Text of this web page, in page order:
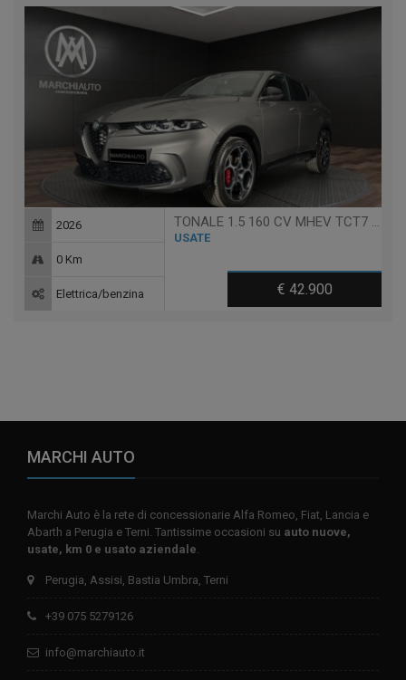
TONALE 1.5 160 CV MHEV TCT7 VELOCE
USATE
€ 42.900
2026
0 Km
Elettrica/benzina
MARCHI AUTO
Marchi Auto è la rete di concessionarie Alfa Romeo, Fiat, Lancia e
Abarth a Perugia e Terni. Tantissime occasioni su auto nuove,
usate, km 0 e usato aziendale
Perugia, Assisi, Bastia Umbra, Terni
+39 075 5279126
info@marchiauto.it